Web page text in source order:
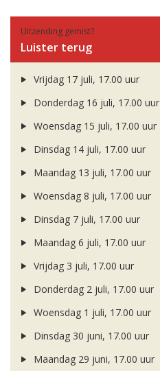
Uitzending gemist?
Luister terug
Vrijdag 17 juli, 17.00 uur
Donderdag 16 juli, 17.00 uur
Woensdag 15 juli, 17.00 uur
Dinsdag 14 juli, 17.00 uur
Maandag 13 juli, 17.00 uur
Woensdag 8 juli, 17.00 uur
Dinsdag 7 juli, 17.00 uur
Maandag 6 juli, 17.00 uur
Vrijdag 3 juli, 17.00 uur
Donderdag 2 juli, 17.00 uur
Woensdag 1 juli, 17.00 uur
Dinsdag 30 juni, 17.00 uur
Maandag 29 juni, 17.00 uur